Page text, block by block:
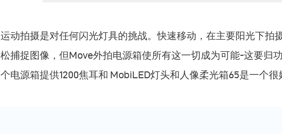
运动拍摄是对任何闪光灯具的挑战。快速移动，在主要阳光下拍
松捕捉图像，但Move外拍电源箱使所有这一切成为可能-这要归
个电源箱提供1200焦耳和 MobiLED灯头和人像柔光箱65是一个很